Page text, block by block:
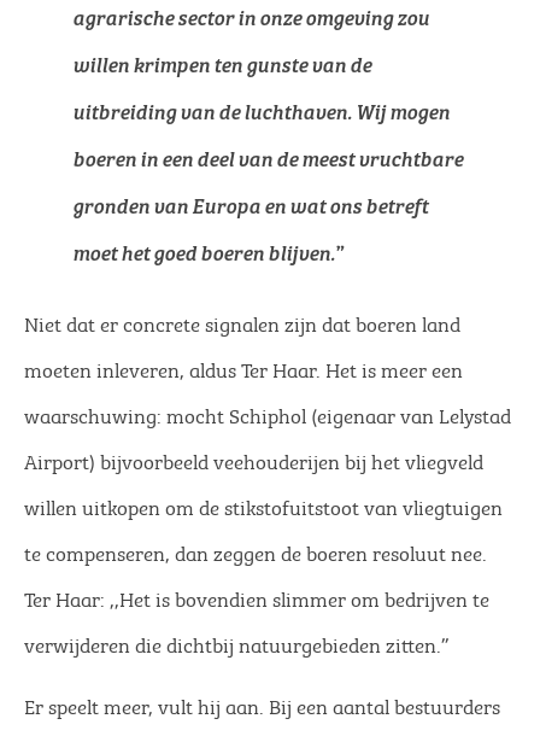
agrarische sector in onze omgeving zou
willen krimpen ten gunste van de
uitbreiding van de luchthaven. Wij mogen
boeren in een deel van de meest vruchtbare
gronden van Europa en wat ons betreft
moet het goed boeren blijven.”
Niet dat er concrete signalen zijn dat boeren land
moeten inleveren, aldus Ter Haar. Het is meer een
waarschuwing: mocht Schiphol (eigenaar van Lelystad
Airport) bijvoorbeeld veehouderijen bij het vliegveld
willen uitkopen om de stikstofuitstoot van vliegtuigen
te compenseren, dan zeggen de boeren resoluut nee.
Ter Haar: ,,Het is bovendien slimmer om bedrijven te
verwijderen die dichtbij natuurgebieden zitten.’’
Er speelt meer, vult hij aan. Bij een aantal bestuurders